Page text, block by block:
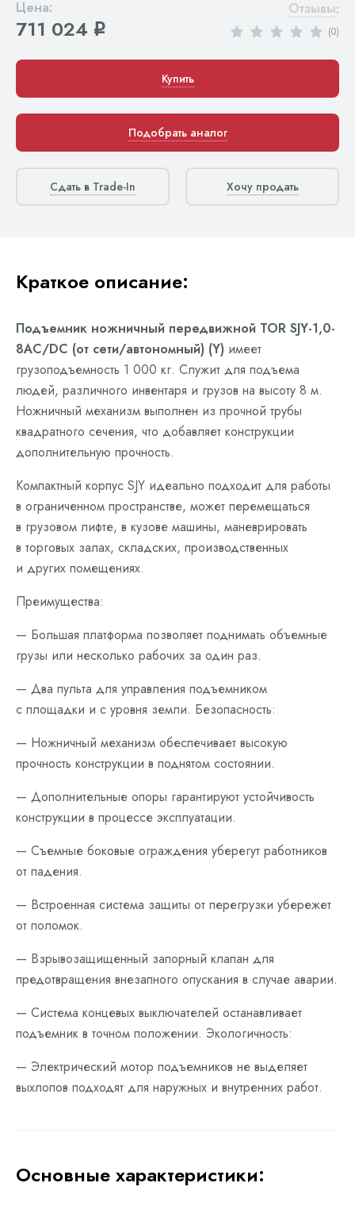
Цена:
711 024 q
Отзывы:
(0)
Купить
Подобрать аналог
Сдать в Trade-In Хочу продать
Краткое описание:
Подъемник ножничный передвижной TOR SJY-1,0-
8AC/DC (от сети/автономный) (Y) имеет
грузоподъемность 1 000 кг. Служит для подъема
людей, различного инвентаря и грузов на высоту 8 м.
Ножничный механизм выполнен из прочной трубы
квадратного сечения, что добавляет конструкции
дополнительную прочность.
Компактный корпус SJY идеально подходит для работы
в ограниченном пространстве, может перемещаться
в грузовом лифте, в кузове машины, маневрировать
в торговых залах, складских, производственных
и других помещениях.
Преимущества:
— Большая платформа позволяет поднимать объемные
грузы или несколько рабочих за один раз.
— Два пульта для управления подъемником
с площадки и с уровня земли. Безопасность:
— Ножничный механизм обеспечивает высокую
прочность конструкции в поднятом состоянии.
— Дополнительные опоры гарантируют устойчивость
конструкции в процессе эксплуатации.
— Съемные боковые ограждения уберегут работников
от падения.
— Встроенная система защиты от перегрузки убережет
от поломок.
— Взрывозащищенный запорный клапан для
предотвращения внезапного опускания в случае аварии.
— Система концевых выключателей останавливает
подъемник в точном положении. Экологичность:
— Электрический мотор подъемников не выделяет
выхлопов подходят для наружных и внутренних работ.
Основные характеристики: